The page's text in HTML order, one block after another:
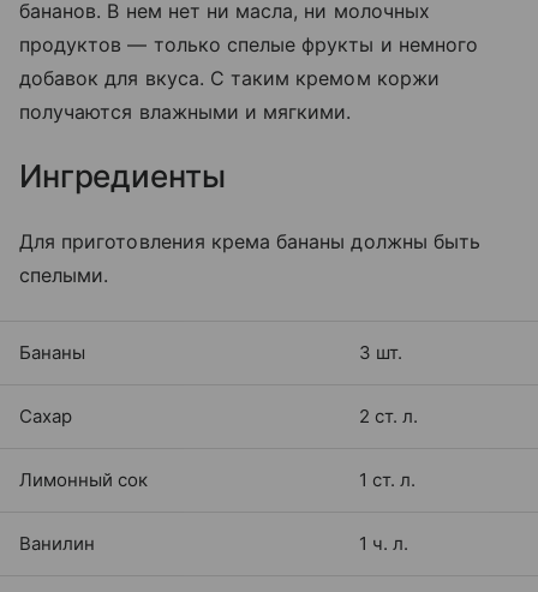
бананов. В нем нет ни масла, ни молочных
продуктов — только спелые фрукты и немного
добавок для вкуса. С таким кремом коржи
получаются влажными и мягкими.
Ингредиенты
Для приготовления крема бананы должны быть
спелыми.
Бананы 3 шт.
Сахар 2 ст. л.
Лимонный сок 1 ст. л.
Ванилин 1 ч. л.